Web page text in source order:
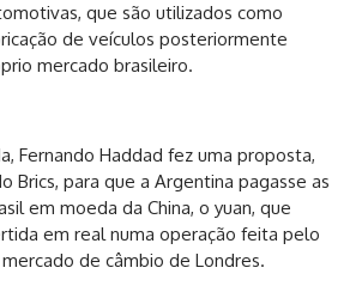
que são utilizados como
de veículos posteriormente
mercado brasileiro.
Fernando Haddad fez uma proposta,
Brics, para que a Argentina pagasse as
em moeda da China, o yuan, que
em real numa operação feita pelo
de câmbio de Londres.